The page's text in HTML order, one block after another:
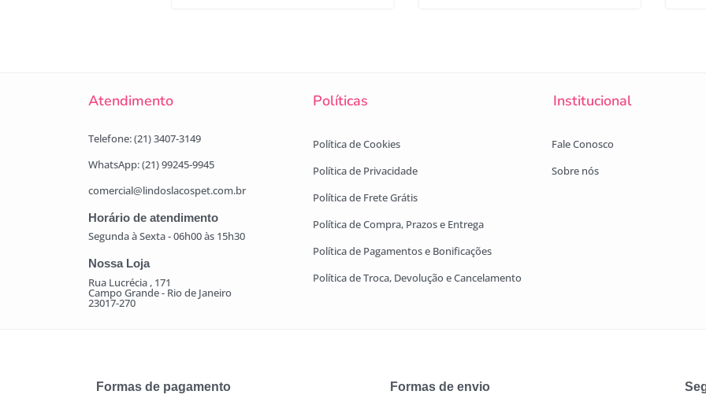
Atendimento Políticas Institucional
Telefone: (21) 3407-3149
WhatsApp: (21) 99245-9945
comercial@lindoslacospet.com.br
Horário de atendimento
Segunda à Sexta - 06h00 às 15h30
Nossa Loja
Rua Lucrécia , 171
Campo Grande - Rio de Janeiro
23017-270
Política de Cookies
Política de Privacidade
Política de Frete Grátis
Política de Compra, Prazos e Entrega
Política de Pagamentos e Bonificações
Política de Troca, Devolução e Cancelamento
Fale Conosco
Sobre nós
Formas de pagamento Formas de envio